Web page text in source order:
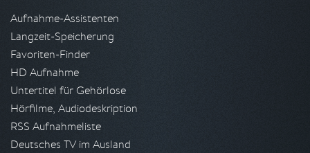
Aufnahme-Assistenten
Langzeit-Speicherung
Favoriten-Finder
HD Aufnahme
Untertitel für Gehörlose
Hörfilme, Audiodeskription
RSS Aufnahmeliste
Deutsches TV im Ausland